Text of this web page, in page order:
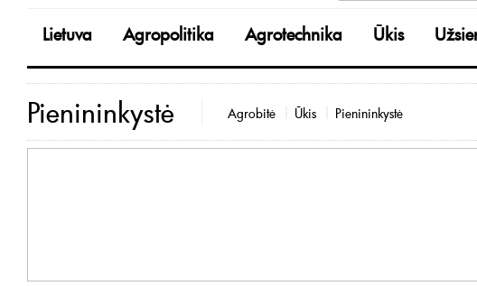
Lietuva Agropolitika Agrotechnika Ūkis
Pienininkystė Agrobitė Ūkis Pienininkystė